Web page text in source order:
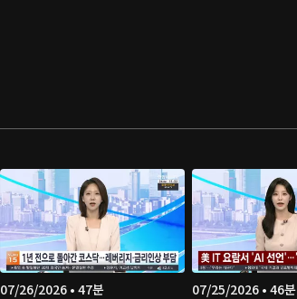
07/26/2026 • 47분 07/25/2026 • 46분